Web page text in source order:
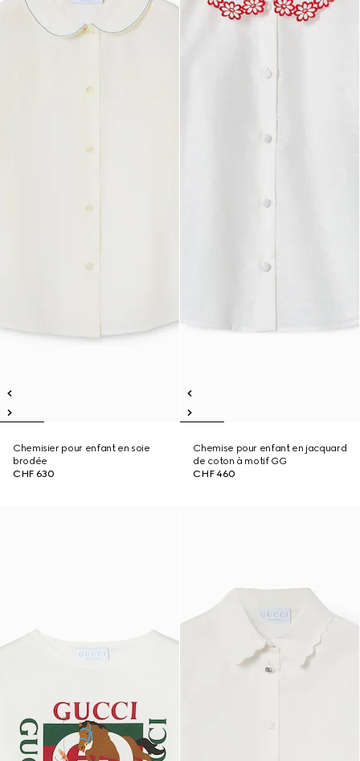
Chemisier pour enfant en soie
brodée
CHF 630
Chemise pour enfant en jacquard
de coton à motif GG
CHF 460